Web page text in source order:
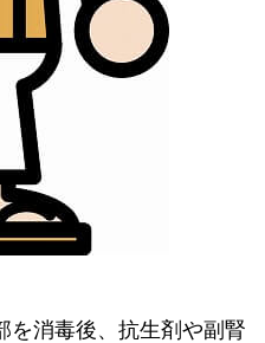
を消毒後、抗生剤や副腎